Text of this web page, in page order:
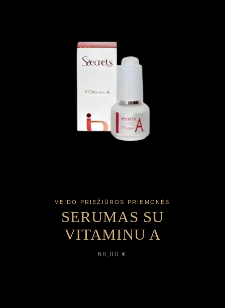
VEIDO PRIEŽIŪROS PRIEMONĖS
SERUMAS SU
VITAMINU A
68,00€